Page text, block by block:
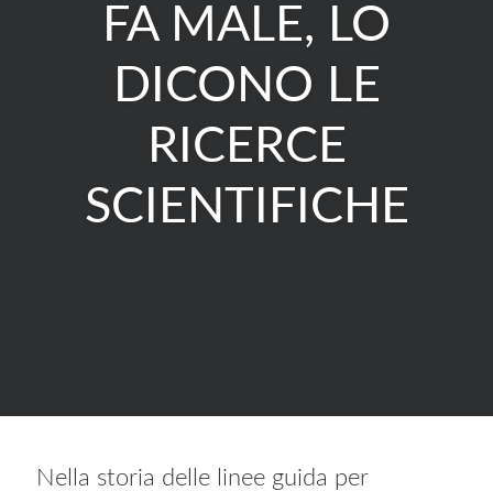
FA MALE, LO
DICONO LE
RICERCE
SCIENTIFICHE
Nella storia delle linee guida per